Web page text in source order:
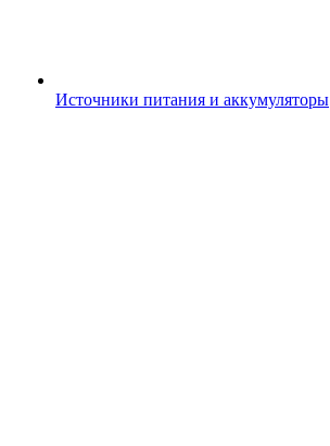
Источники питания и аккумуляторы